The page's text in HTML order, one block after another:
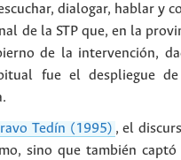
dialogar, hablar y
de la STP que, en la
de la intervención,
fue el despliegue
Tedín (1995) , el
sino que también